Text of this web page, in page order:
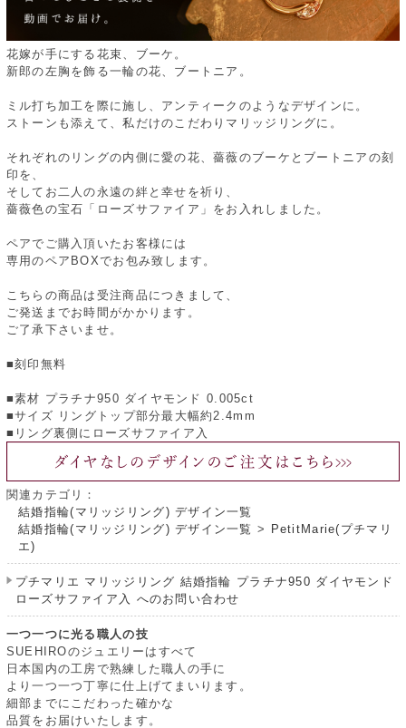
花嫁が手にする花束、ブーケ。
新郎の左胸を飾る一輪の花、ブートニア。
ミル打ち加工を際に施し、アンティークのようなデザインに。
ストーンも添えて、私だけのこだわりマリッジリングに。
それぞれのリングの内側に愛の花、薔薇のブーケとブートニアの刻
印を、
そしてお二人の永遠の絆と幸せを祈り、
薔薇色の宝石「ローズサファイア」をお入れしました。
ペアでご購入頂いたお客様には
専用のペアBOXでお包み致します。
こちらの商品は受注商品につきまして、
ご発送までお時間がかかります。
ご了承下さいませ。
■刻印無料
■素材 プラチナ950 ダイヤモンド 0.005ct
■サイズ リングトップ部分最大幅約2.4mm
■リング裏側にローズサファイア入
関連カテゴリ：
結婚指輪(マリッジリング) デザイン一覧
結婚指輪(マリッジリング) デザイン一覧 > PetitMarie(プチマリ
エ)
プチマリエ マリッジリング 結婚指輪 プラチナ950 ダイヤモンド
ローズサファイア入 へのお問い合わせ
一つ一つに光る職人の技
SUEHIROのジュエリーはすべて
日本国内の工房で熟練した職人の手に
より一つ一つ丁寧に仕上げてまいります。
細部までにこだわった確かな
品質をお届けいたします。